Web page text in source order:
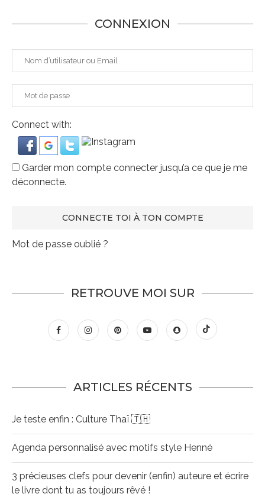
CONNEXION
Connect with:
Garder mon compte connecter jusqu’a ce que je me
déconnecte.
Mot de passe oublié ?
RETROUVE MOI SUR
ARTICLES RÉCENTS
Je teste enfin : Culture Thaï 🇹🇭
Agenda personnalisé avec motifs style Henné
3 précieuses clefs pour devenir (enfin) auteure et écrire
le livre dont tu as toujours rêvé !